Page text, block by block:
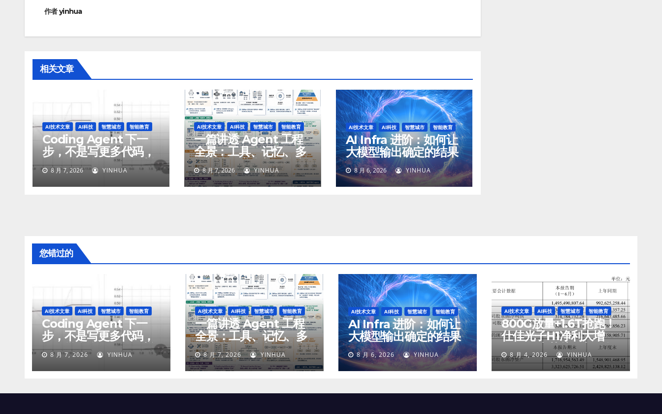
航
作者yinhua
相关文章
AI技术文章 AI科技 智慧城市 智能教育
Coding Agent 下一
步，不是写更多代码，
而是学会像工程师一样
工作
8 月 7, 2026 YINHUA
AI技术文章 AI科技 智慧城市 智能教育
一篇讲透 Agent 工程
全景：工具、记忆、多
智能体、安全与最终交
付8 月 7, 2026 YINHUA
AI技术文章 AI科技 智慧城市 智能教育
AI Infra 进阶：如何让
大模型输出确定的结果
8 月 6, 2026 YINHUA
您错过的
AI技术文章 AI科技 智慧城市 智能教育
Coding Agent 下一
步，不是写更多代码，
而是学会像工程师一样
工作
8 月 7, 2026 YINHUA
AI技术文章 AI科技 智慧城市 智能教育
一篇讲透 Agent 工程
全景：工具、记忆、多
智能体、安全与最终交
付8 月 7, 2026 YINHUA
AI技术文章 AI科技 智慧城市 智能教育
AI Infra 进阶：如何让
大模型输出确定的结果
8 月 6, 2026 YINHUA
AI技术文章 AI科技 智慧城市 智能教育
800G放量+1.6T抢跑！
仕佳光子H1净利大增
45%，光芯片收入狂飙
77%
8 月 4, 2026 YINHUA